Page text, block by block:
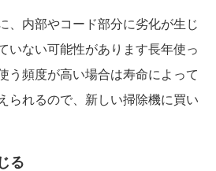
、内部やコード部分に劣化が生じ
いない可能性があります長年使っ
う頻度が高い場合は寿命によって
られるので、新しい掃除機に買い
る